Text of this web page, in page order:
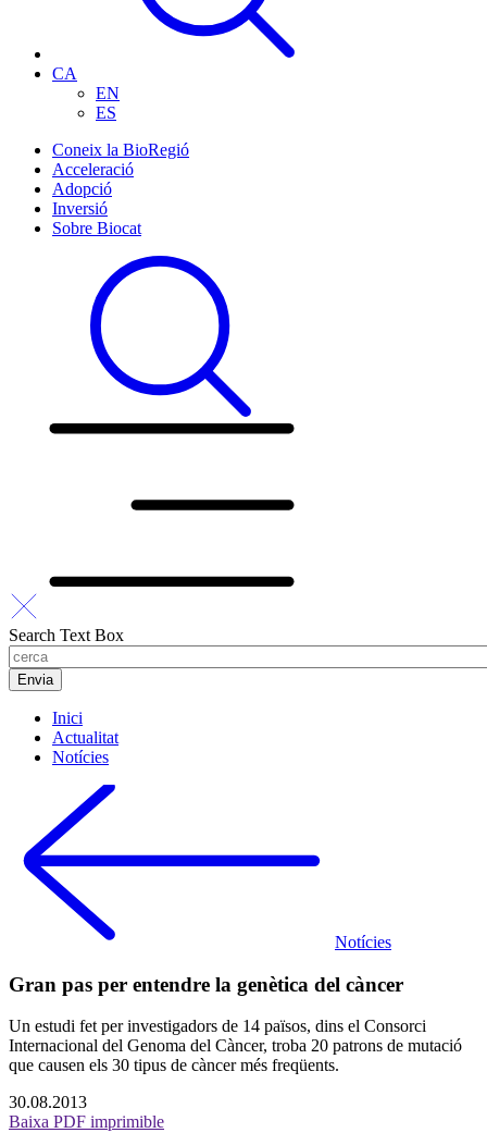
CA
EN
ES
Coneix la BioRegió
Acceleració
Adopció
Inversió
Sobre Biocat
Search Text Box
Inici
Actualitat
Notícies
Notícies
Gran pas per entendre la genètica del càncer
Un estudi fet per investigadors de 14 països, dins el Consorci
Internacional del Genoma del Càncer, troba 20 patrons de mutació
que causen els 30 tipus de càncer més freqüents.
30.08.2013
Baixa PDF imprimible